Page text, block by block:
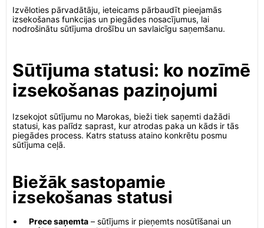
Izvēloties pārvadātāju, ieteicams pārbaudīt pieejamās
izsekošanas funkcijas un piegādes nosacījumus, lai
nodrošinātu sūtījuma drošību un savlaicīgu saņemšanu.
Sūtījuma statusi: ko nozīmē
izsekošanas paziņojumi
Izsekojot sūtījumu no Marokas, bieži tiek saņemti dažādi
statusi, kas palīdz saprast, kur atrodas paka un kāds ir tās
piegādes process. Katrs statuss ataino konkrētu posmu
sūtījuma ceļā.
Biežāk sastopamie
izsekošanas statusi
Prece saņemta – sūtījums ir pieņemts nosūtīšanai un